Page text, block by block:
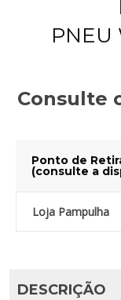
PNEU
Consulte
Ponto de
(consulte a
Loja Pampulha
DESCRIÇÃO